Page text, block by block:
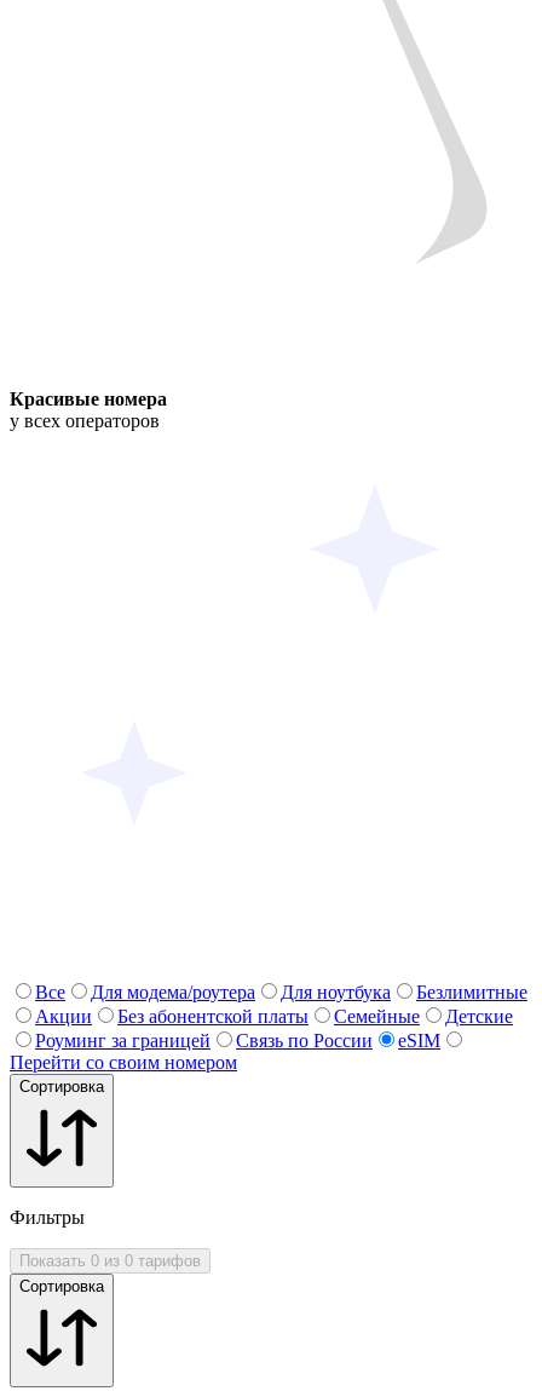
Красивые номера
у всех операторов
Все Для модема/роутера Для ноутбука
Безлимитные
Акции
Без абонентской платы Семейные
Детские
Роуминг за границей
Связь по России
eSIM
Перейти со своим номером
Сортировка
Фильтры
Показать 0 из 0 тарифов
Сортировка